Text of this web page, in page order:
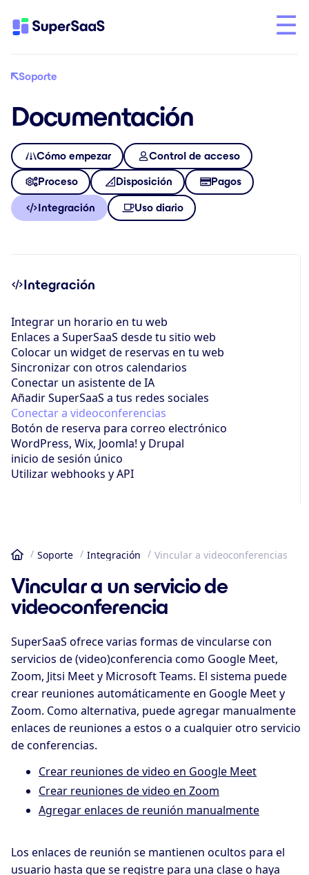
Soporte
Documentación
Cómo empezar Control de acceso
Proceso Disposición Pagos
Integración Uso diario
Integración
Integrar un horario en tu web
Enlaces a SuperSaaS desde tu sitio web
Colocar un widget de reservas en tu web
Sincronizar con otros calendarios
Conectar un asistente de IA
Añadir SuperSaaS a tus redes sociales
Conectar a videoconferencias
Botón de reserva para correo electrónico
WordPress, Wix, Joomla! y Drupal
inicio de sesión único
Utilizar webhooks y API
Inicio
Soporte Integración Vincular a videoconferencias
Vincular a un servicio de
videoconferencia
SuperSaaS ofrece varias formas de vincularse con
servicios de (video)conferencia como Google Meet,
Zoom, Jitsi Meet y Microsoft Teams. El sistema puede
crear reuniones automáticamente en Google Meet y
Zoom. Como alternativa, puede agregar manualmente
enlaces de reuniones a estos o a cualquier otro servicio
de conferencias.
Crear reuniones de video en Google Meet
Crear reuniones de video en Zoom
Agregar enlaces de reunión manualmente
Los enlaces de reunión se mantienen ocultos para el
usuario hasta que se registre para una clase o haya